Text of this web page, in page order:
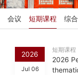
会议 短期课程 综
2026
Jul 06
短期课程
2026